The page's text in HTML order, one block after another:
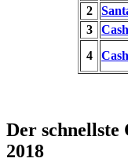
2
3
4
Der
2018